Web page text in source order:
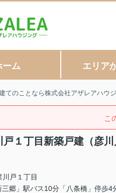
ーム エリア
てのことなら株式会社アザレアハウ
こ
１丁目新築戸建（彦川
川戸 １丁目
郷」駅バス10分「八条橋」停歩4